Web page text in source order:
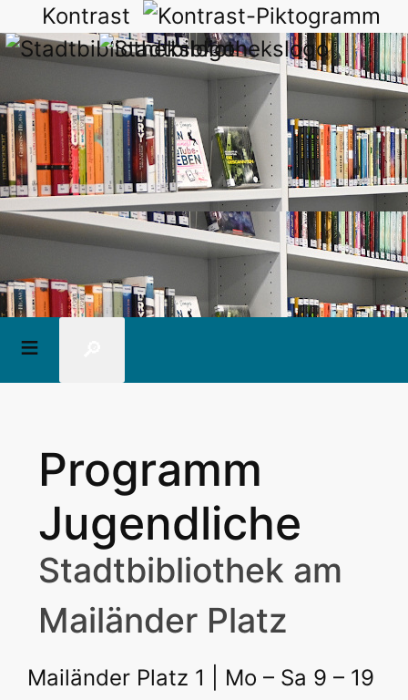
Kontrast
Programm
Jugendliche
Stadtbibliothek am
Mailänder Platz
Mailänder Platz 1 | Mo – Sa 9 – 19